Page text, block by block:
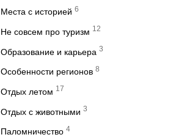
Места с историей 6
Не совсем про туризм 12
Образование и карьера 3
Особенности регионов 8
Отдых летом 17
Отдых с животными 3
Паломничество 4